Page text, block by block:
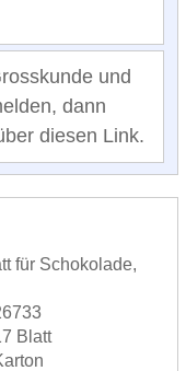
und
dann
diesen Link.
für Schokolade,
Blatt